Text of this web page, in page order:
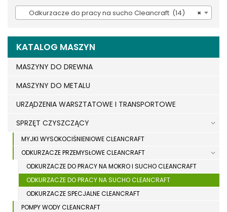
×
Odkurzacze do pracy na sucho Cleancraft (14)
KATALOG MASZYN
MASZYNY DO DREWNA
MASZYNY DO METALU
URZĄDZENIA WARSZTATOWE I TRANSPORTOWE
SPRZĘT CZYSZCZĄCY
MYJKI WYSOKOCIŚNIENIOWE CLEANCRAFT
ODKURZACZE PRZEMYSŁOWE CLEANCRAFT
ODKURZACZE DO PRACY NA MOKRO I SUCHO CLEANCRAFT
ODKURZACZE DO PRACY NA SUCHO CLEANCRAFT
ODKURZACZE SPECJALNE CLEANCRAFT
POMPY WODY CLEANCRAFT